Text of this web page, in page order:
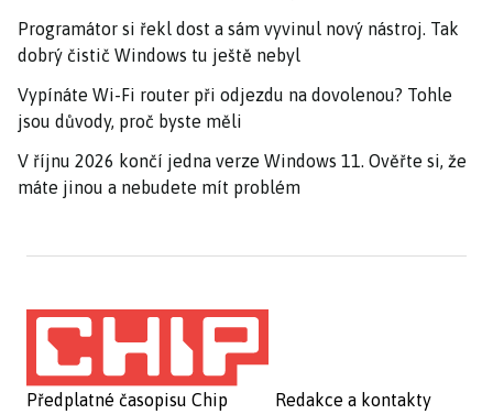
Programátor si řekl dost a sám vyvinul nový nástroj. Tak
dobrý čistič Windows tu ještě nebyl
Vypínáte Wi-Fi router při odjezdu na dovolenou? Tohle
jsou důvody, proč byste měli
V říjnu 2026 končí jedna verze Windows 11. Ověřte si, že
máte jinou a nebudete mít problém
Předplatné časopisu Chip
Redakce a kontakty